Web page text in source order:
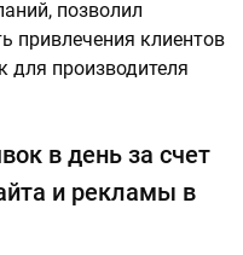
позволил
привлечения клиентов
для производителя
в день за счет
и рекламы в